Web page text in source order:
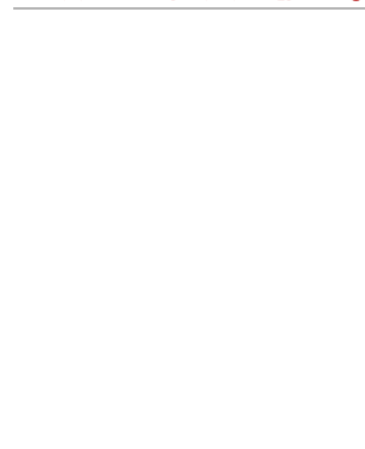
8 वालों के लिए धन लाभ के योग, जानिए